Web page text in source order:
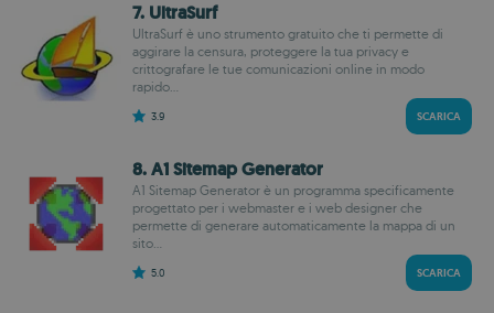
7. UltraSurf
UltraSurf è uno strumento gratuito che ti permette di
aggirare la censura, proteggere la tua privacy e
crittografare le tue comunicazioni online in modo
rapido...
3.9 SCARICA
8. A1 Sitemap Generator
A1 Sitemap Generator è un programma specificamente
progettato per i webmaster e i web designer che
permette di generare automaticamente la mappa di un
sito...
5.0 SCARICA